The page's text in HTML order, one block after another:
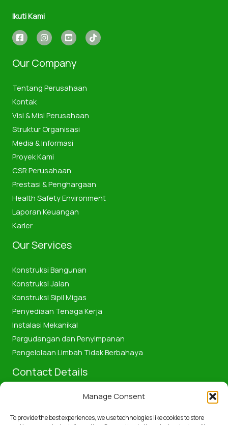
Manage Consent
To provide the best experiences, we use technologies like cookies to store
Ikuti Kami
Our Company
Tentang Perusahaan
Kontak
Visi & Misi Perusahaan
Struktur Organisasi
Media & Informasi
Proyek Kami
CSR Perusahaan
Prestasi & Penghargaan
Health Safety Environment
Laporan Keuangan
Karier
Our Services
Konstruksi Bangunan
Konstruksi Jalan
Konstruksi Sipil Migas
Penyediaan Tenaga Kerja
Instalasi Mekanikal
Pergudangan dan Penyimpanan
Pengelolaan Limbah Tidak Berbahaya
Contact Details
Jalan Pattimura No.58, Kota Dumai, Provinsi Riau, Indonesia